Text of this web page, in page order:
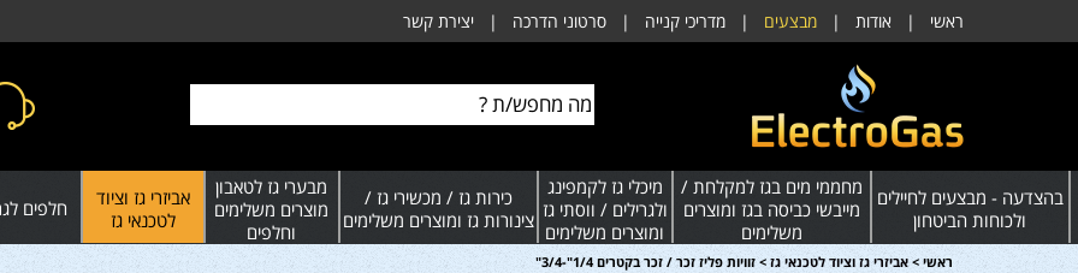
ראשי | אודות | מבצעים | מדריכי קנייה | סרטוני הדרכה | יצירת קשר
בהצדעה - מבצעים לחיילים
ולכוחות הביטחון
מחממי מים בגז למקלחת /
מייבשי כביסה בגז ומוצרים
משלימים
מיכלי גז לקמפינג
ולגרילים / ווסתי גז
ומוצרים משלימים
כירות גז / מכשירי גז /
צינורות גז ומוצרים משלימים
מבערי גז לטאבון
מוצרים משלימים
וחלפים
אביזרי גז וציוד
לטכנאי גז
חלפים
ראשי > אביזרי גז וציוד לטכנאי גז > זוויות פליז זכר / זכר בקטרים 1/4"-3/4"